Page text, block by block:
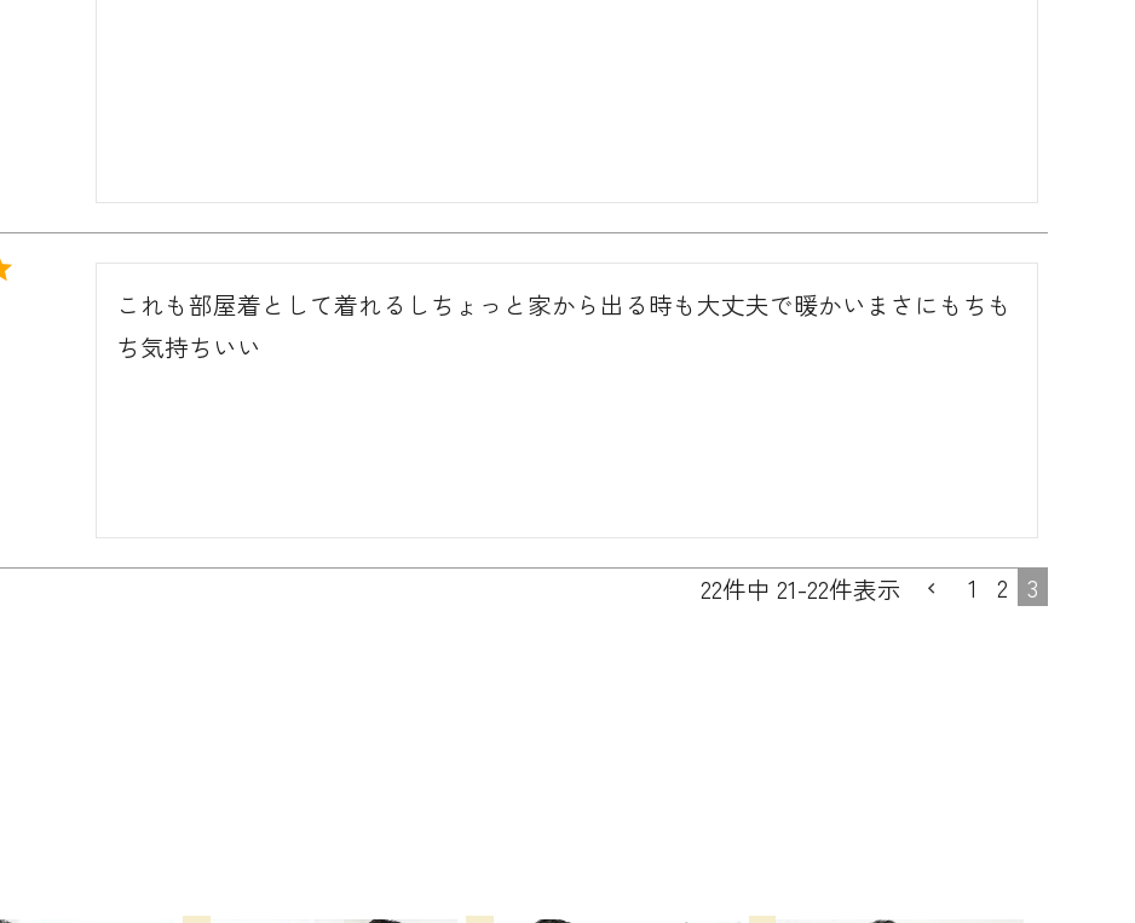
これも部屋着として着れるしちょっと家から出る時も大丈夫で暖かいまさにもちも
ち気持ちいい
22件中 21-22件表示 1 2 3